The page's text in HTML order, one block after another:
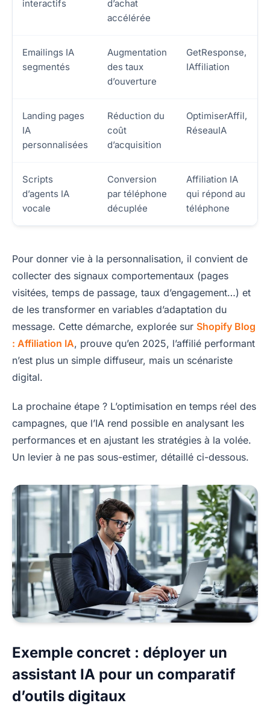
interactifs
d’achat
accélérée
Emailings IA
segmentés
Augmentation
des taux
d’ouverture
GetResponse,
IAffiliation
Landing pages
IA
personnalisées
Réduction du
coût
d’acquisition
OptimiserAffil,
RéseauIA
Scripts
d’agents IA
vocale
Conversion
par téléphone
décuplée
Affiliation IA
qui répond au
téléphone
Pour donner vie à la personnalisation, il convient de
collecter des signaux comportementaux (pages
visitées, temps de passage, taux d’engagement…) et
de les transformer en variables d’adaptation du
message. Cette démarche, explorée sur Shopify Blog
: Affiliation IA, prouve qu’en 2025, l’affilié performant
n’est plus un simple diffuseur, mais un scénariste
digital.
La prochaine étape ? L’optimisation en temps réel des
campagnes, que l’IA rend possible en analysant les
performances et en ajustant les stratégies à la volée.
Un levier à ne pas sous-estimer, détaillé ci-dessous.
Exemple concret : déployer un
assistant IA pour un comparatif
d’outils digitaux